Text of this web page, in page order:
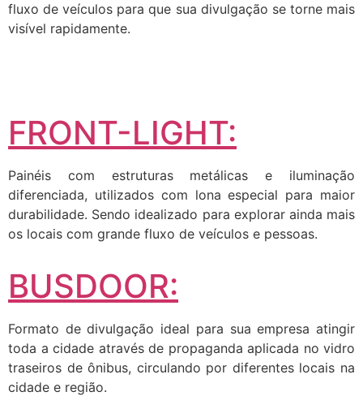
fluxo de veículos para que sua divulgação se torne mais
visível rapidamente.
FRONT-LIGHT:
Painéis com estruturas metálicas e iluminação
diferenciada, utilizados com lona especial para maior
durabilidade. Sendo idealizado para explorar ainda mais
os locais com grande fluxo de veículos e pessoas.
BUSDOOR:
Formato de divulgação ideal para sua empresa atingir
toda a cidade através de propaganda aplicada no vidro
traseiros de ônibus, circulando por diferentes locais na
cidade e região.